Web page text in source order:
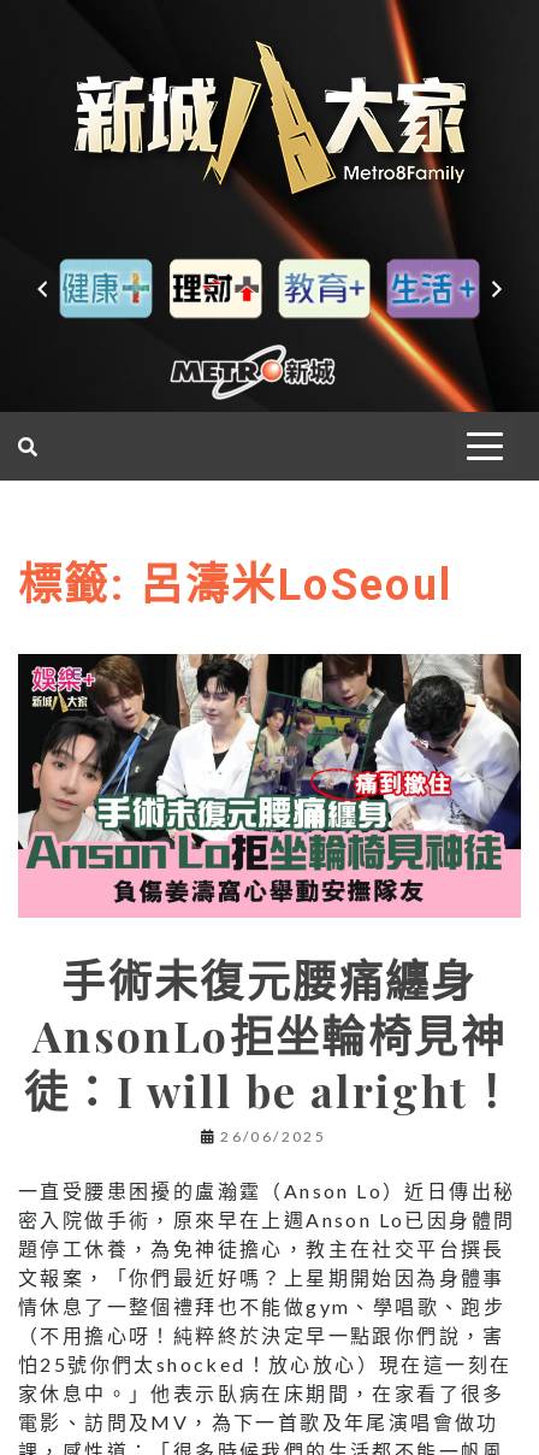
標籤: 呂濤米LoSeoul
手術未復元腰痛纏身
AnsonLo拒坐輪椅見神
徒：I will be alright！
26/06/2025
一直受腰患困擾的盧瀚霆（Anson Lo）近日傳出秘
密入院做手術，原來早在上週Anson Lo已因身體問
題停工休養，為免神徒擔心，教主在社交平台撰長
文報案，「你們最近好嗎？上星期開始因為身體事
情休息了一整個禮拜也不能做gym、學唱歌、跑步
（不用擔心呀！純粹終於決定早一點跟你們說，害
怕25號你們太shocked！放心放心）現在這一刻在
家休息中。」他表示臥病在床期間，在家看了很多
電影、訪問及MV，為下一首歌及年尾演唱會做功